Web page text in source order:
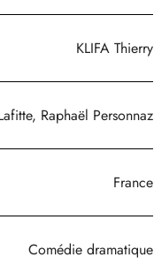
KLIFA Thierry
Raphaël Personnaz
France
Comédie dramatique